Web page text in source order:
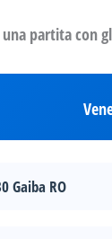
partita con
Gaiba RO